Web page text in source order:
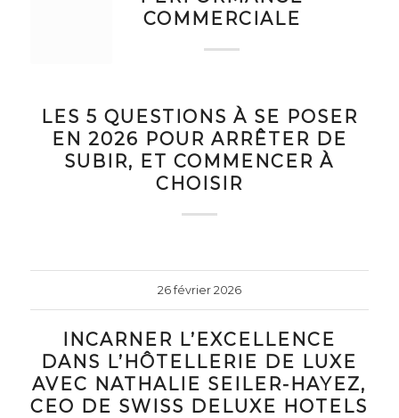
COMMERCIALE
LES 5 QUESTIONS À SE POSER
EN 2026 POUR ARRÊTER DE
SUBIR, ET COMMENCER À
CHOISIR
26 février 2026
INCARNER L’EXCELLENCE
DANS L’HÔTELLERIE DE LUXE
AVEC NATHALIE SEILER-HAYEZ,
CEO DE SWISS DELUXE HOTELS